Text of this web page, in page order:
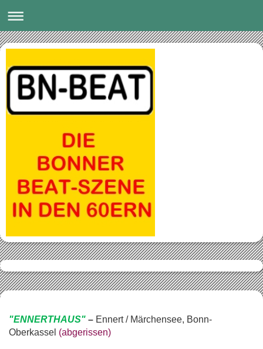
"ENNERTHAUS" – Ennert / Märchensee, Bonn-
Oberkassel (abgerissen)